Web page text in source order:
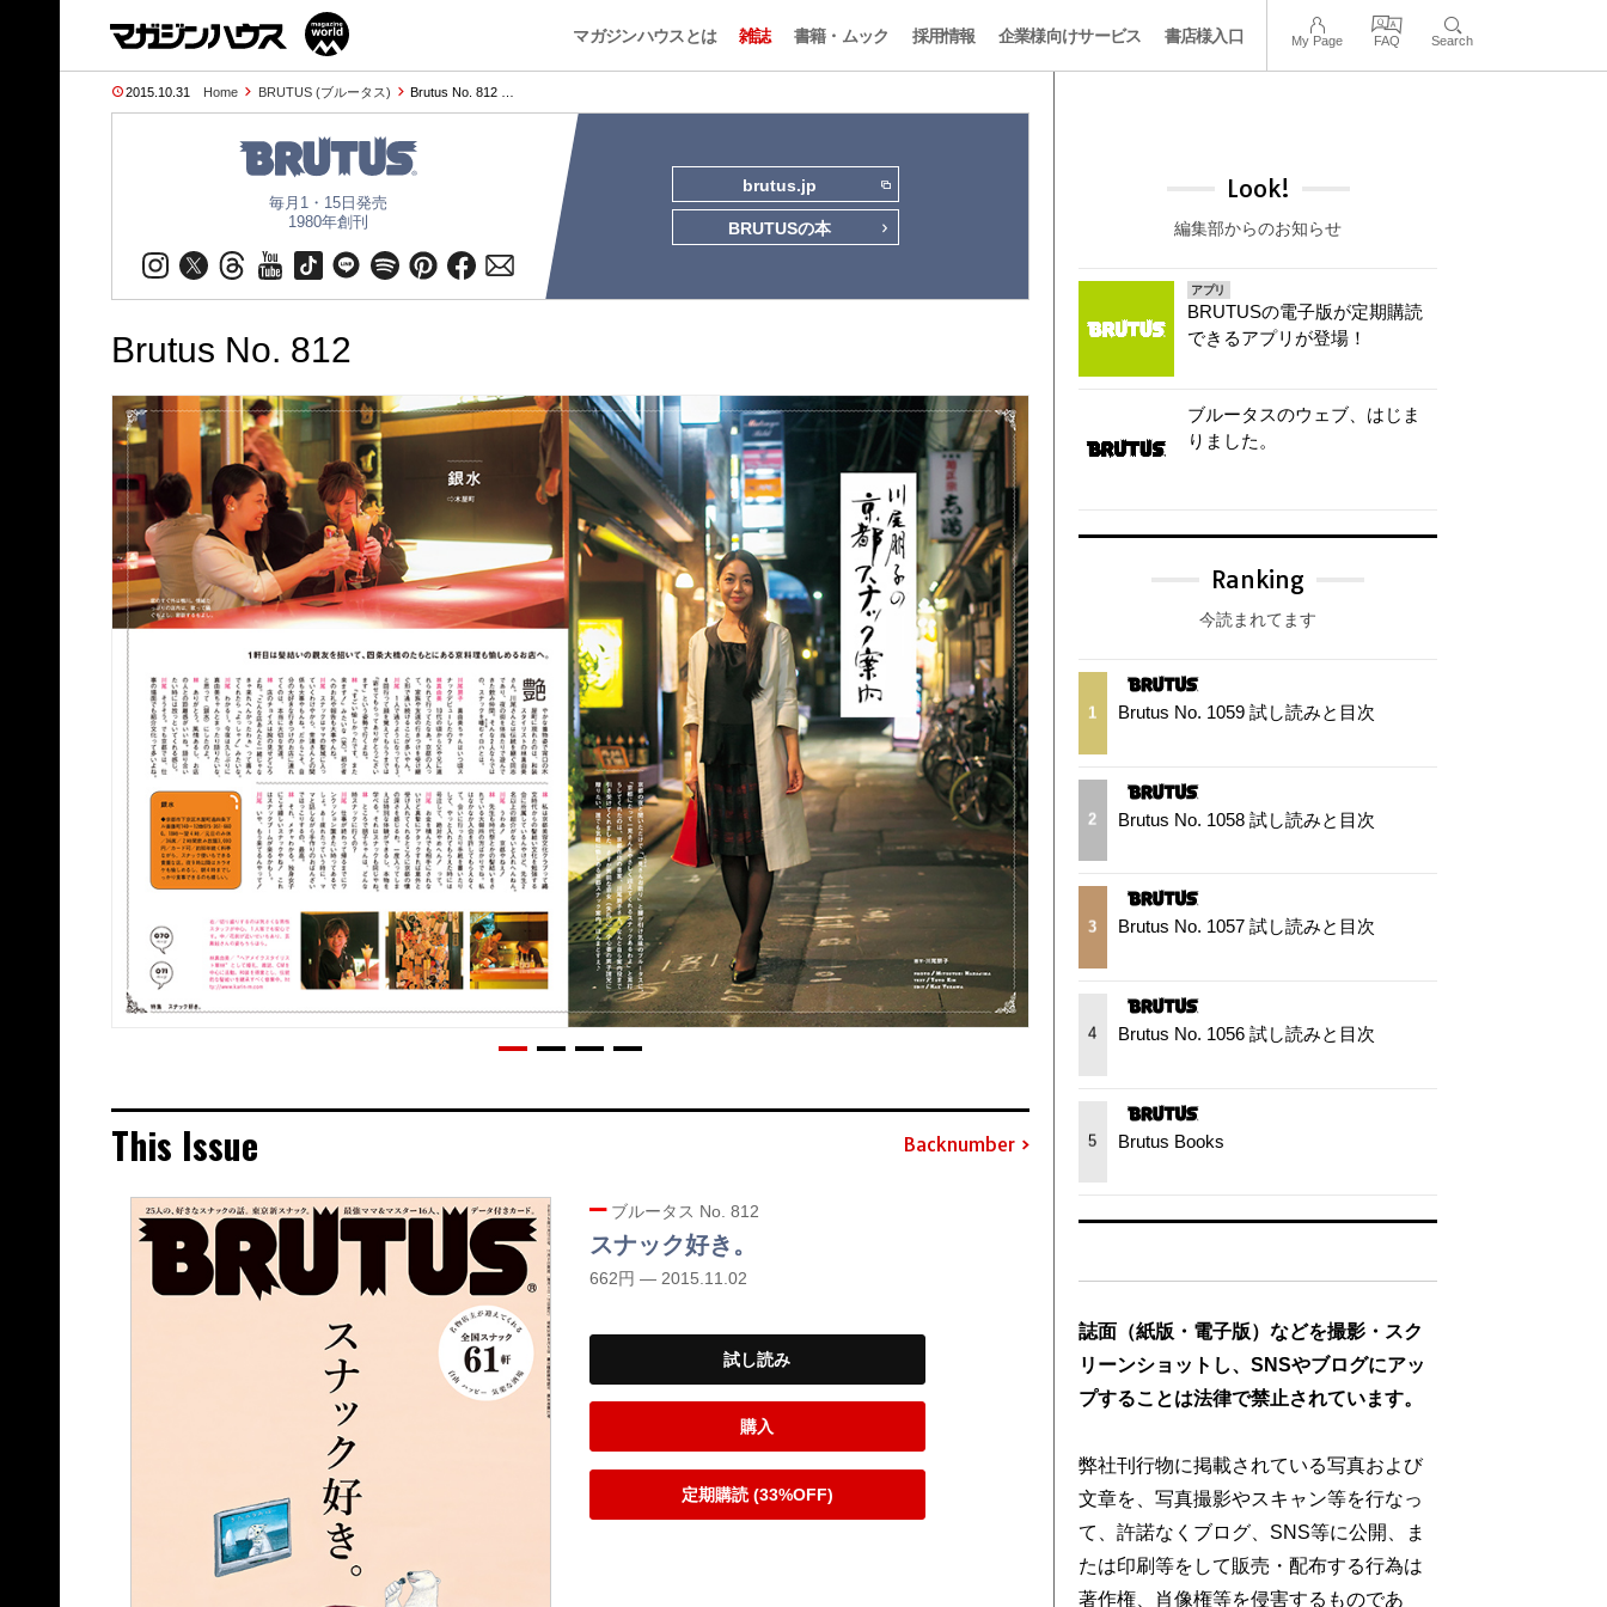
マガジンハウスとは 雑誌 書籍・ムック 採用情報 企業様向けサービス 書店様入口 My Page FAQ Search
2015.10.31 Home BRUTUS (ブルータス) Brutus No. 812 …
毎月1・15日発売
1980年創刊
brutus.jp
BRUTUSの本
Brutus No. 812
This Issue Backnumber
ブルータス No. 812
スナック好き。
662円 — 2015.11.02
試し読み
購入
定期購読 (33%OFF)
Look!
編集部からのお知らせ
アプリ
BRUTUSの電子版が定期購読
できるアプリが登場！
ブルータスのウェブ、はじま
りました。
Ranking
今読まれてます
1 Brutus No. 1059 試し読みと目次
2 Brutus No. 1058 試し読みと目次
3 Brutus No. 1057 試し読みと目次
4 Brutus No. 1056 試し読みと目次
5 Brutus Books
誌面（紙版・電子版）などを撮影・スク
リーンショットし、SNSやブログにアッ
プすることは法律で禁止されています。
弊社刊行物に掲載されている写真および
文章を、写真撮影やスキャン等を行なっ
て、許諾なくブログ、SNS等に公開、ま
たは印刷等をして販売・配布する行為は
著作権、肖像権等を侵害するものであ